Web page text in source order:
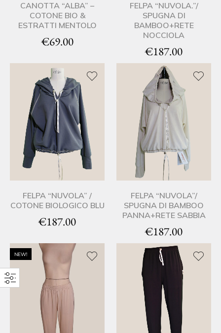
CANOTTA “ALBA” –
COTONE BIO &
ESTRATTI MENTOLO
€69.00
FELPA “NUVOLA.”/
SPUGNA DI
BAMBOO+RETE
NOCCIOLA
€187.00
FELPA “NUVOLA” /
COTONE BIOLOGICO BLU
€187.00
FELPA “NUVOLA”/
SPUGNA DI BAMBOO
PANNA+RETE SABBIA
€187.00
NEW!